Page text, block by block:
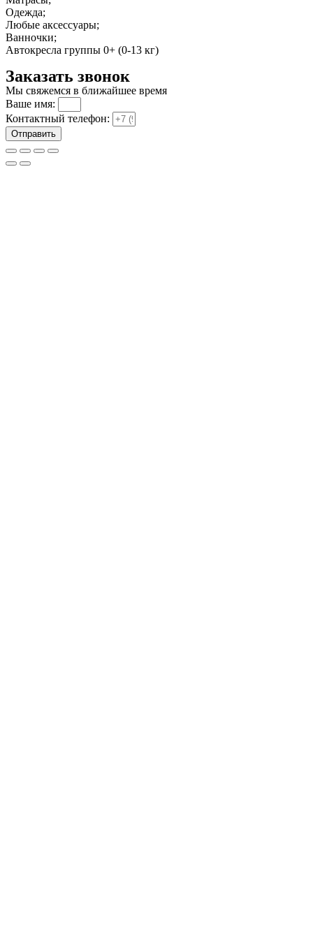
Одежда;
Любые аксессуары;
Ванночки;
Автокресла группы 0+ (0-13 кг)
Заказать звонок
Мы свяжемся в ближайшее время
Ваше имя:
Контактный телефон:
Отправить